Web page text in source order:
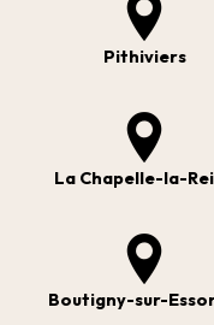
Pithiviers
La Chapelle-la-
Boutigny-sur-